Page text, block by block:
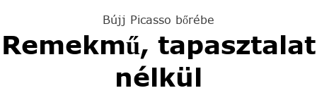
Bújj Picasso bőrébe
Remekmű, tapasztalat
nélkül